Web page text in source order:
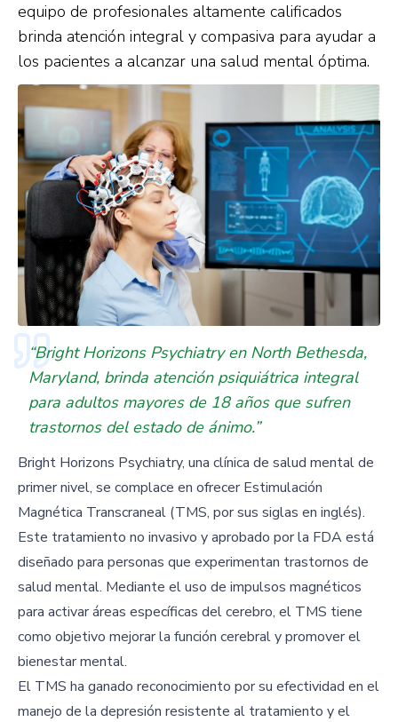
equipo de profesionales altamente calificados
brinda atención integral y compasiva para ayudar a
los pacientes a alcanzar una salud mental óptima.
“Bright Horizons Psychiatry en North Bethesda,
Maryland, brinda atención psiquiátrica integral
para adultos mayores de 18 años que sufren
trastornos del estado de ánimo.”
Bright Horizons Psychiatry, una clínica de salud mental de
primer nivel, se complace en ofrecer Estimulación
Magnética Transcraneal (TMS, por sus siglas en inglés).
Este tratamiento no invasivo y aprobado por la FDA está
diseñado para personas que experimentan trastornos de
salud mental. Mediante el uso de impulsos magnéticos
para activar áreas específicas del cerebro, el TMS tiene
como objetivo mejorar la función cerebral y promover el
bienestar mental.
El TMS ha ganado reconocimiento por su efectividad en el
manejo de la depresión resistente al tratamiento y el